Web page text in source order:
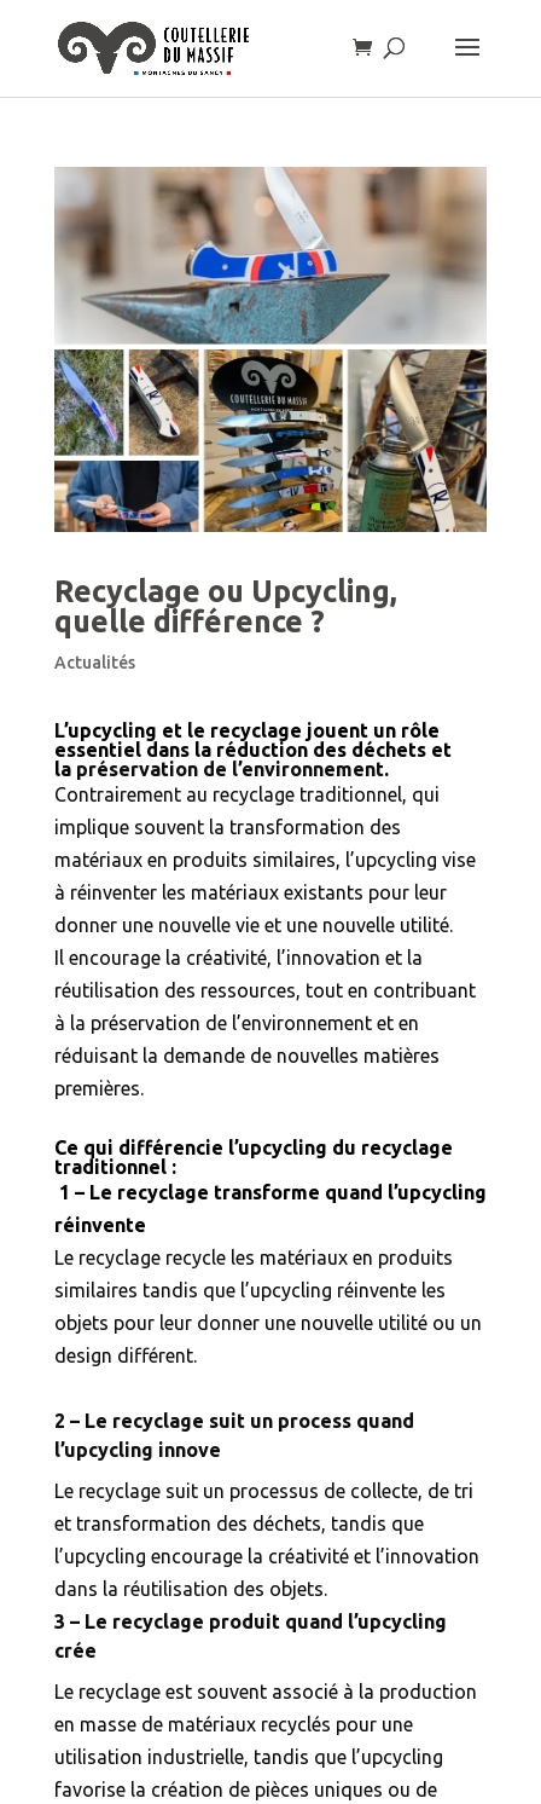
Recyclage ou Upcycling,
quelle différence ?
Actualités
L’upcycling et le recyclage jouent un rôle
essentiel dans la réduction des déchets et
la préservation de l’environnement.
Contrairement au recyclage traditionnel, qui
implique souvent la transformation des
matériaux en produits similaires, l’upcycling vise
à réinventer les matériaux existants pour leur
donner une nouvelle vie et une nouvelle utilité.
Il encourage la créativité, l’innovation et la
réutilisation des ressources, tout en contribuant
à la préservation de l’environnement et en
réduisant la demande de nouvelles matières
premières.
Ce qui différencie l’upcycling du recyclage
traditionnel :
1 – Le recyclage transforme quand l’upcycling
réinvente
Le recyclage recycle les matériaux en produits
similaires tandis que l’upcycling réinvente les
objets pour leur donner une nouvelle utilité ou un
design différent.
2 – Le recyclage suit un process quand
l’upcycling innove
Le recyclage suit un processus de collecte, de tri
et transformation des déchets, tandis que
l’upcycling encourage la créativité et l’innovation
dans la réutilisation des objets.
3 – Le recyclage produit quand l’upcycling
crée
Le recyclage est souvent associé à la production
en masse de matériaux recyclés pour une
utilisation industrielle, tandis que l’upcycling
favorise la création de pièces uniques ou de